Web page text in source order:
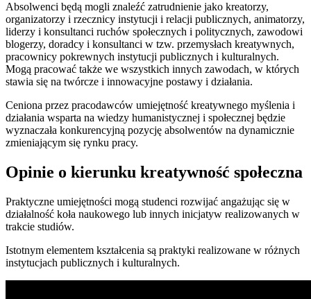
Absolwenci będą mogli znaleźć zatrudnienie jako kreatorzy,
organizatorzy i rzecznicy instytucji i relacji publicznych, animatorzy,
liderzy i konsultanci ruchów społecznych i politycznych, zawodowi
blogerzy, doradcy i konsultanci w tzw. przemysłach kreatywnych,
pracownicy pokrewnych instytucji publicznych i kulturalnych.
Mogą pracować także we wszystkich innych zawodach, w których
stawia się na twórcze i innowacyjne postawy i działania.
Ceniona przez pracodawców umiejętność kreatywnego myślenia i
działania wsparta na wiedzy humanistycznej i społecznej będzie
wyznaczała konkurencyjną pozycję absolwentów na dynamicznie
zmieniającym się rynku pracy.
Opinie o kierunku kreatywność społeczna
Praktyczne umiejętności mogą studenci rozwijać angażując się w
działalność koła naukowego lub innych inicjatyw realizowanych w
trakcie studiów.
Istotnym elementem kształcenia są praktyki realizowane w różnych
instytucjach publicznych i kulturalnych.